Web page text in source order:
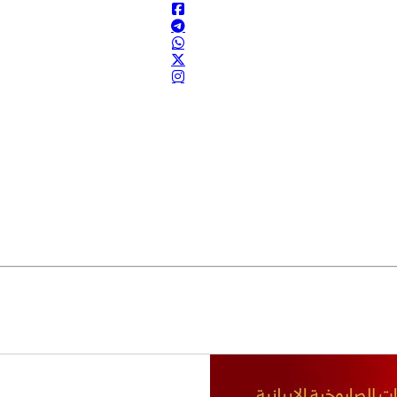
وتركيا
تحديد الإطار العام للتفاهم مع عمان وسيتم الإعلان عن النص
إلى المعركة في شهر آذار الماضي اتُّخذ من قِبل الحزب نفسه، دون